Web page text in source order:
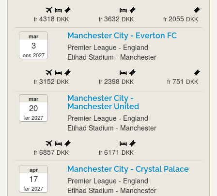
fr 4318 DKK fr 3632 DKK fr 2055 DKK
mar
3
ons 2027
Manchester City - Everton FC
Premier League - England
Etihad Stadium - Manchester
fr 3152 DKK fr 2398 DKK fr 751 DKK
mar
20
lør 2027
Manchester City -
Manchester United
Premier League - England
Etihad Stadium - Manchester
fr 6857 DKK fr 6171 DKK
apr
17
lør 2027
Manchester City - Crystal Palace
Premier League - England
Etihad Stadium - Manchester